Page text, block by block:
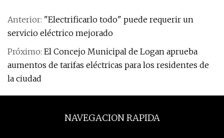
Anterior: "Electrificarlo todo" puede requerir un
servicio eléctrico mejorado
Próximo: El Concejo Municipal de Logan aprueba
aumentos de tarifas eléctricas para los residentes de
la ciudad
NAVEGACION RAPIDA